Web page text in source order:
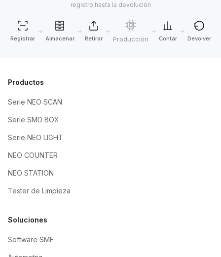
registro hasta la devolución
Registrar
→
Almacenar
→
Retirar
→
Producción
→
Contar
→
Devolver
Productos
Serie NEO SCAN
Serie SMD BOX
Serie NEO LIGHT
NEO COUNTER
NEO STATION
Tester de Limpieza
Soluciones
Software SMF